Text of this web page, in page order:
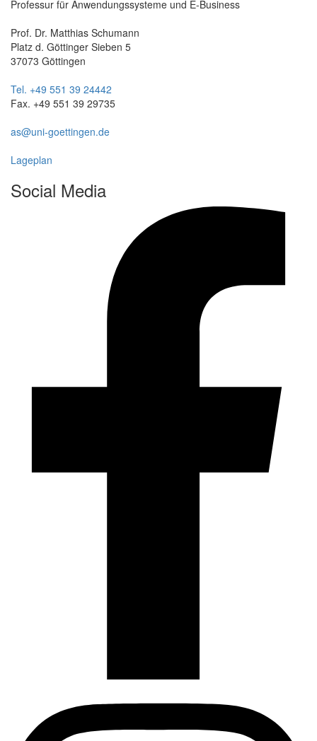
Professur für Anwendungssysteme und E-Business
Prof. Dr. Matthias Schumann
Platz d. Göttinger Sieben 5
37073 Göttingen
Tel. +49 551 39 24442
Fax. +49 551 39 29735
as@uni-goettingen.de
Lageplan
Social Media